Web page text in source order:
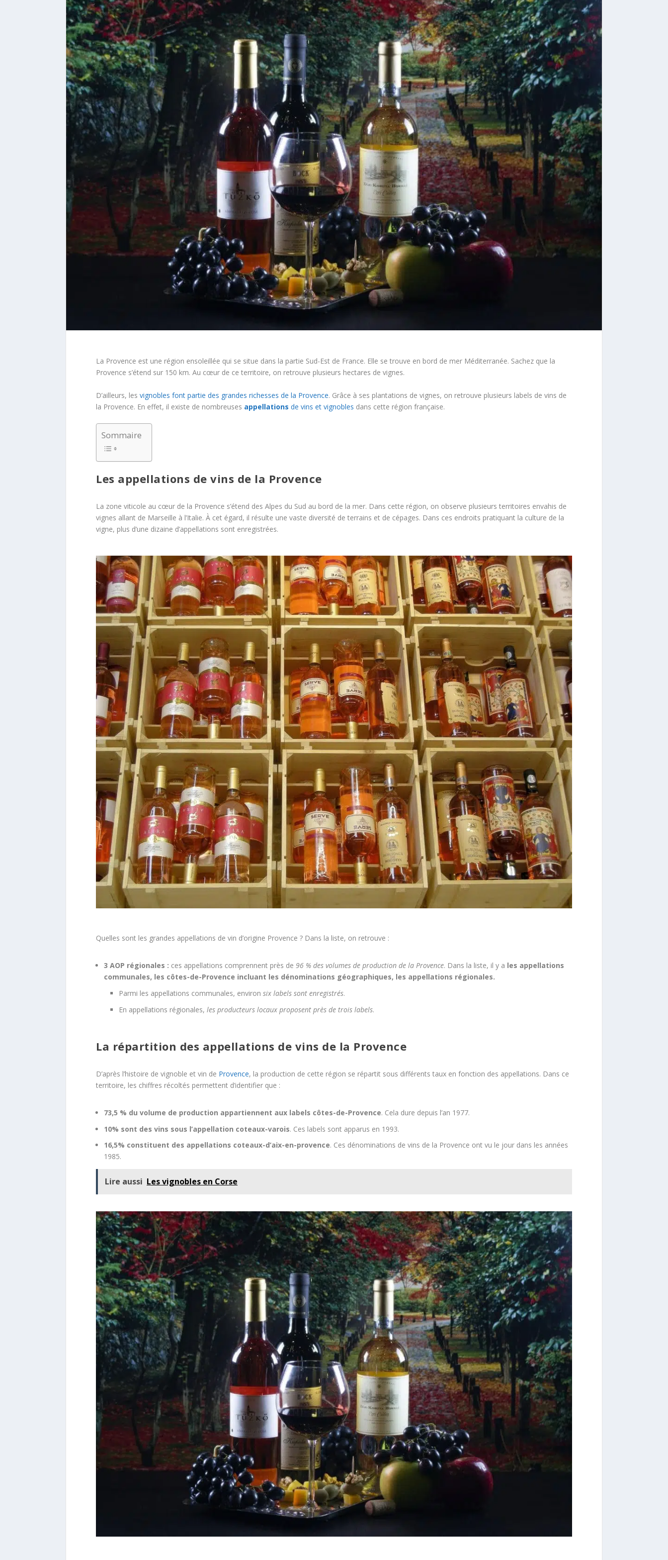
La Provence est une région ensoleillée qui se situe dans la partie Sud-Est de France. Elle se trouve en bord de mer Méditerranée. Sachez que la
Provence s’étend sur 150 km. Au cœur de ce territoire, on retrouve plusieurs hectares de vignes.
D’ailleurs, les vignobles font partie des grandes richesses de la Provence. Grâce à ses plantations de vignes, on retrouve plusieurs labels de vins de
la Provence. En effet, il existe de nombreuses appellations de vins et vignobles dans cette région française.
Sommaire
Les appellations de vins de la Provence
La zone viticole au cœur de la Provence s’étend des Alpes du Sud au bord de la mer. Dans cette région, on observe plusieurs territoires envahis de
vignes allant de Marseille à l’Italie. À cet égard, il résulte une vaste diversité de terrains et de cépages. Dans ces endroits pratiquant la culture de la
vigne, plus d’une dizaine d’appellations sont enregistrées.
Quelles sont les grandes appellations de vin d’origine Provence ? Dans la liste, on retrouve :
3 AOP régionales : ces appellations comprennent près de 96 % des volumes de production de la Provence. Dans la liste, il y a les appellations
communales, les côtes-de-Provence incluant les dénominations géographiques, les appellations régionales.
Parmi les appellations communales, environ six labels sont enregistrés.
En appellations régionales, les producteurs locaux proposent près de trois labels.
La répartition des appellations de vins de la Provence
D’après l’histoire de vignoble et vin de Provence, la production de cette région se répartit sous différents taux en fonction des appellations. Dans ce
territoire, les chiffres récoltés permettent d’identifier que :
73,5 % du volume de production appartiennent aux labels côtes-de-Provence. Cela dure depuis l’an 1977.
10% sont des vins sous l’appellation coteaux-varois. Ces labels sont apparus en 1993.
16,5% constituent des appellations coteaux-d’aix-en-provence. Ces dénominations de vins de la Provence ont vu le jour dans les années
1985.
Lire aussi Les vignobles en Corse